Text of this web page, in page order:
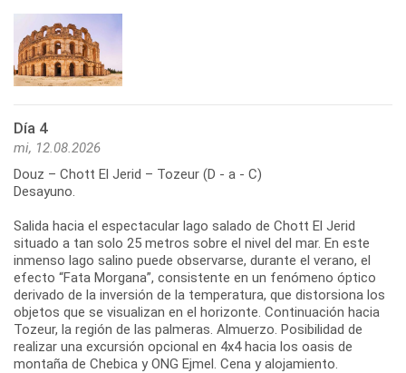
Día 4
mi, 12.08.2026
Douz – Chott El Jerid – Tozeur (D - a - C)
Desayuno.
Salida hacia el espectacular lago salado de Chott El Jerid
situado a tan solo 25 metros sobre el nivel del mar. En este
inmenso lago salino puede observarse, durante el verano, el
efecto “Fata Morgana”, consistente en un fenómeno óptico
derivado de la inversión de la temperatura, que distorsiona los
objetos que se visualizan en el horizonte. Continuación hacia
Tozeur, la región de las palmeras. Almuerzo. Posibilidad de
realizar una excursión opcional en 4x4 hacia los oasis de
montaña de Chebica y ONG Ejmel. Cena y alojamiento.